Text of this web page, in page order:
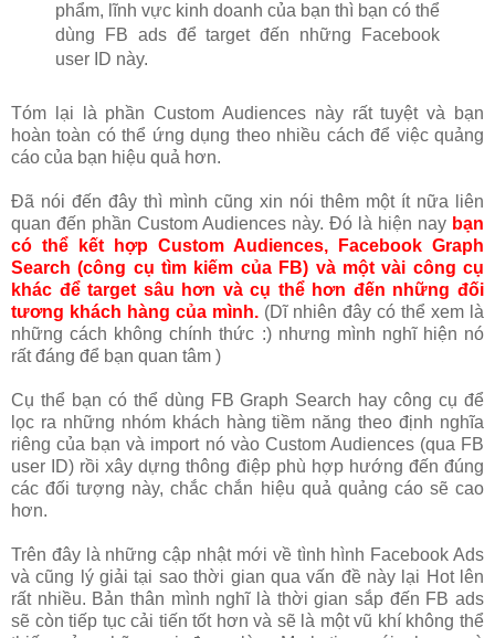
phẩm, lĩnh vực kinh doanh của bạn thì bạn có thể
dùng FB ads để target đến những Facebook
user ID này.
Tóm lại là phần Custom Audiences này rất tuyệt và bạn
hoàn toàn có thể ứng dụng theo nhiều cách để việc quảng
cáo của bạn hiệu quả hơn.
Đã nói đến đây thì mình cũng xin nói thêm một ít nữa liên
quan đến phần Custom Audiences này. Đó là hiện nay bạn
có thể kết hợp Custom Audiences, Facebook Graph
Search (công cụ tìm kiếm của FB) và một vài công cụ
khác để target sâu hơn và cụ thể hơn đến những đối
tương khách hàng của mình. (Dĩ nhiên đây có thể xem là
những cách không chính thức :) nhưng mình nghĩ hiện nó
rất đáng để bạn quan tâm )
Cụ thể bạn có thể dùng FB Graph Search hay công cụ để
lọc ra những nhóm khách hàng tiềm năng theo định nghĩa
riêng của bạn và import nó vào Custom Audiences (qua FB
user ID) rồi xây dựng thông điệp phù hợp hướng đến đúng
các đối tượng này, chắc chắn hiệu quả quảng cáo sẽ cao
hơn.
Trên đây là những cập nhật mới về tình hình Facebook Ads
và cũng lý giải tại sao thời gian qua vấn đề này lại Hot lên
rất nhiều. Bản thân mình nghĩ là thời gian sắp đến FB ads
sẽ còn tiếp tục cải tiến tốt hơn và sẽ là một vũ khí không thể